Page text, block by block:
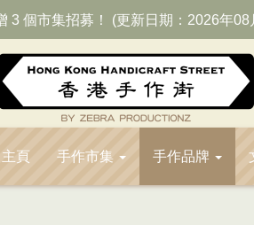
3 個市集招募！ (更新日期：2026年08
主頁 手作市集 手作品牌